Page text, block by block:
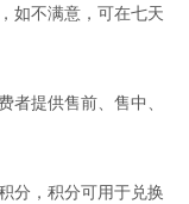
如不满意，可在七天
者提供售前、售中、
分，积分可用于兑换